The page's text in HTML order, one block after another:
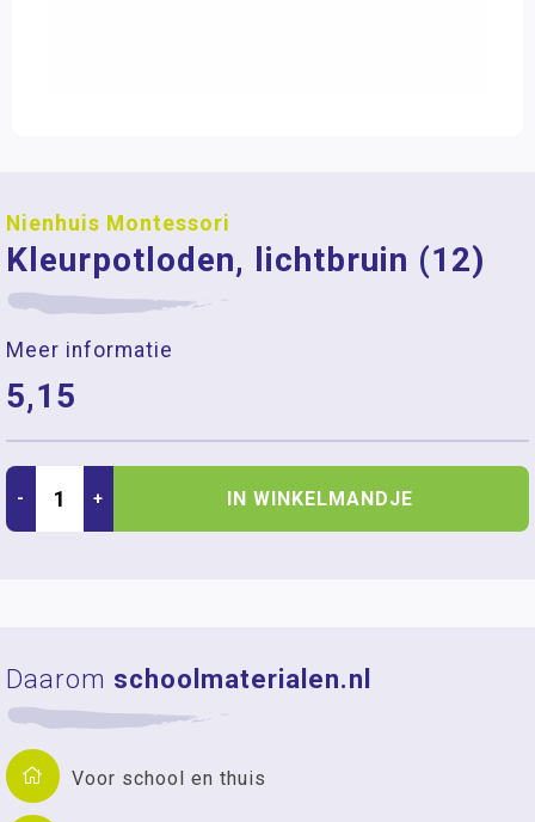
Nienhuis Montessori
Kleurpotloden, lichtbruin (12)
Meer informatie
5,15
- + IN WINKELMANDJE
Daarom schoolmaterialen.nl
Voor school en thuis